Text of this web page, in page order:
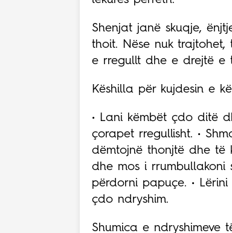
Shenjat janë skuqje,
thoit. Nëse nuk
e rregullt dhe e drejtë e
Këshilla për kujdesin e
• Lani këmbët çdo ditë
çorapet rregullisht. •
dëmtojnë thonjtë dhe të
dhe mos i rrumbullakoni
përdorni papuçe. •
çdo ndryshim.
Shumica e ndryshimeve